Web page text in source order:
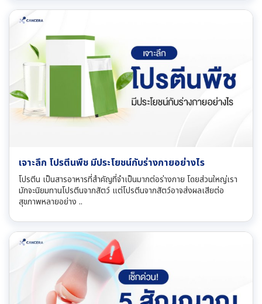
เจาะลึก โปรตีนพืช มีประโยชน์กับร่างกายอย่างไร
โปรตีน เป็นสารอาหารที่สำคัญที่จำเป็นมากต่อร่างกาย โดยส่วนใหญ่เรา
มักจะนิยมทานโปรตีนจากสัตว์ แต่โปรตีนจากสัตว์อาจส่งผลเสียต่อ
สุขภาพหลายอย่าง ..